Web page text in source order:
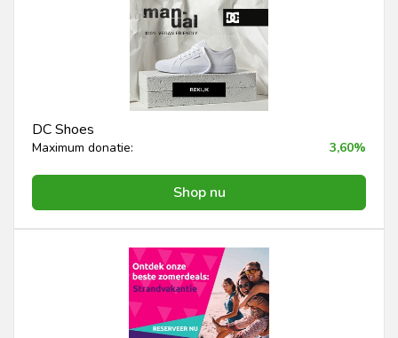
DC Shoes
Maximum donatie: 3,60%
Shop nu